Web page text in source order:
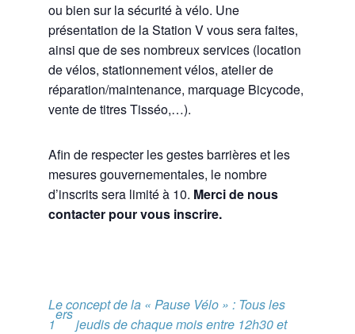
ou bien sur la sécurité à vélo. Une
présentation de la Station V vous sera faites,
ainsi que de ses nombreux services (location
de vélos, stationnement vélos, atelier de
réparation/maintenance, marquage Bicycode,
vente de titres Tisséo,…).
Afin de respecter les gestes barrières et les
mesures gouvernementales, le nombre
d’inscrits sera limité à 10. Merci de nous
contacter pour vous inscrire.
Le concept de la « Pause Vélo » : Tous les
1
ers
jeudis de chaque mois entre 12h30 et